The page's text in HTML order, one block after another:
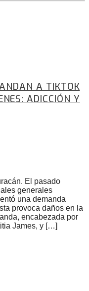
A TIKTOK
ADICCIÓN Y
El pasado
generales
una demanda
provoca daños en la
encabezada por
James, y […]